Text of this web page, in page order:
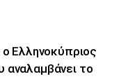
ο Ελληνοκύπριος
αναλαμβάνει το